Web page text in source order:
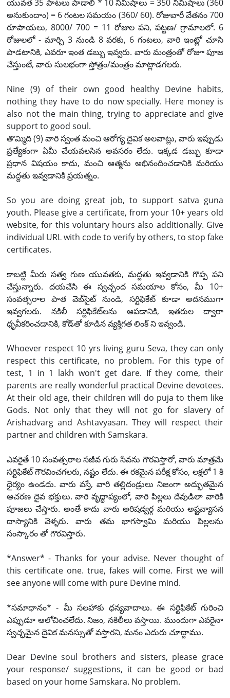
యువత 35 పాటలు పాడాలి * 10 నిమిషాలు = 350 నిమిషాలు (360
అనుకుందాం) = 6 గంటల సమయం (360/ 60). రోజువారీ వేతనం 700
రూపాయలు, 8000/ 700 = 11 రోజుల పని, పట్టణ/ గ్రామాలలో. 6
రోజులలో - మార్చి 3 నుండి 8 వరకు, 6 గంటలు, వారి ఇంట్లో చూసి
పాడటానికి, ఎవరూ ఇంత డబ్బు ఇవ్వరు. వారు మంత్రంతో రోజూ పూజ
చేస్తుంటే, వారు సులభంగా స్తోత్రం/మంత్రం మాట్లాడగలరు.
Nine (9) of their own good healthy Devine habits,
nothing they have to do now specially. Here money is
also not the main thing, trying to appreciate and give
support to good soul.
తొమ్మిది (9) వారి స్వంత మంచి ఆరోగ్య దైవిక అలవాట్లు, వారు ఇప్పుడు
ప్రత్యేకంగా ఏమీ చేయవలసిన అవసరం లేదు. ఇక్కడ డబ్బు కూడా
ప్రధాన విషయం కాదు, మంచి ఆత్మను అభినందించడానికి మరియు
మద్దతు ఇవ్వడానికి ప్రయత్నం.
So you are doing great job, to support satva guna
youth. Please give a certificate, from your 10+ years old
website, for this voluntary hours also additionally. Give
individual URL with code to verify by others, to stop fake
certificates.
కాబట్టి మీరు సత్వ గుణ యువతకు, మద్దతు ఇవ్వడానికి గొప్ప పని
చేస్తున్నారు. దయచేసి ఈ స్వచ్ఛంద సమయాల కోసం, మీ 10+
సంవత్సరాల పాత వెబ్‌సైట్ నుండి, సర్టిఫికేట్ కూడా అదనముగా
ఇవ్వగలరు. నకిలీ సర్టిఫికేట్‌లను ఆపడానికి, ఇతరుల ద్వారా
ధృవీకరించడానికి, కోడ్‌తో కూడిన వ్యక్తిగత లింక్ ని ఇవ్వండి.
Whoever respect 10 yrs living guru Seva, they can only
respect this certificate, no problem. For this type of
test, 1 in 1 lakh won't get dare. If they come, their
parents are really wonderful practical Devine devotees.
At their old age, their children will do puja to them like
Gods. Not only that they will not go for slavery of
Arishadvarg and Ashtavyasan. They will respect their
partner and children with Samskara.
ఎవరైతే 10 సంవత్సరాల సజీవ గురు సేవను గౌరవిస్తారో, వారు మాత్రమే
సర్టిఫికేట్ గౌరవించగలరు, నష్టం లేదు. ఈ రకమైన పరీక్ష కోసం, లక్షలో 1 కి
ధైర్యం ఉండదు. వారు వస్తే, వారి తల్లిదండ్రులు నిజంగా అద్భుతమైన
ఆచరణ దైవ భక్తులు. వారి వృద్ధాప్యంలో, వారి పిల్లలు దేవుడిలా వారికి
పూజలు చేస్తారు. అంతే కాదు వారు అరిషడ్వర్గ మరియు అష్టవ్యాసన
దాస్యానికి వెళ్ళరు. వారు తమ భాగస్వామి మరియు పిల్లలను
సంస్కారం తో గౌరవిస్తారు.
*Answer* - Thanks for your advise. Never thought of
this certificate one. true, fakes will come. First we will
see anyone will come with pure Devine mind.
*సమాధానం* - మీ సలహాకు ధన్యవాదాలు. ఈ సర్టిఫికేట్ గురించి
ఎప్పుడూ ఆలోచించలేదు. నిజం, నకిలీలు వస్తాయి. ముందుగా ఎవరైనా
స్వచ్ఛమైన దైవిక మనస్సుతో వస్తారని, మనం ఎదురు చూద్దాము.
Dear Devine soul brothers and sisters, please grace
your response/ suggestions, it can be good or bad
based on your home Samskara. No problem.